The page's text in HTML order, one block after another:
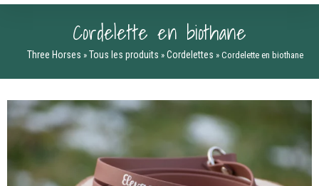
Cordelette en biothane
Three Horses » Tous les produits » Cordelettes » Cordelette en biothane